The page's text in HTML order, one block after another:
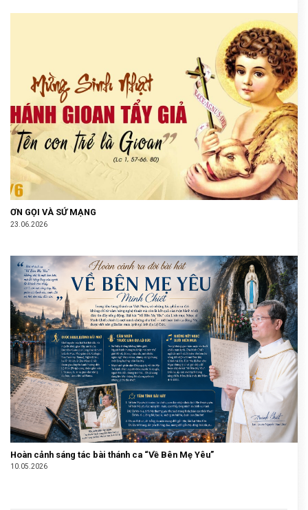
ƠN GỌI VÀ SỨ MẠNG
23.06.2026
​Hoàn cảnh sáng tác bài thánh ca “Về Bên Mẹ Yêu”
10.05.2026